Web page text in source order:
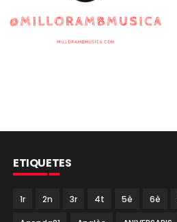
ETIQUETES
1r 2n 3r 4t 5è 6è